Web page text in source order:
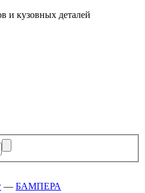
и кузовных деталей
— БАМПЕРА